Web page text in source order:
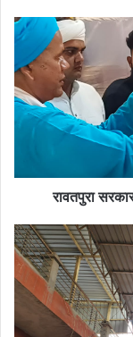
रावतपुरा
सरकार
ने
सद्गुरु
मंगल
नाम
साहेब
किया
रावतपुरा
गायत्री
शक्तिपीठ
एवं
गायत्री
प्रज्ञापीठ
पर